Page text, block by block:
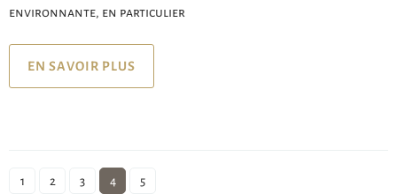
environnante, en particulier
EN SAVOIR PLUS
1 2 3 4 5